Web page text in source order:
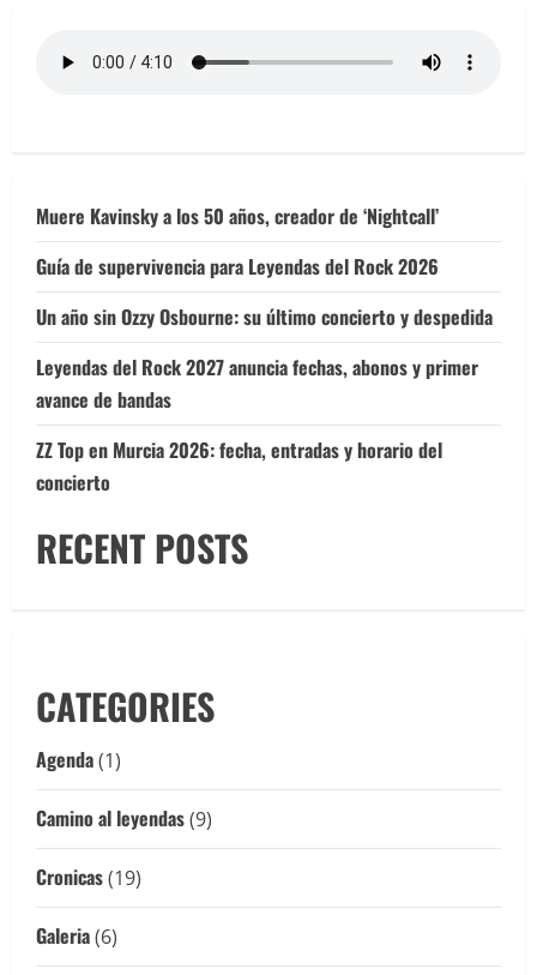
Muere Kavinsky a los 50 años, creador de ‘Nightcall’
Guía de supervivencia para Leyendas del Rock 2026
Un año sin Ozzy Osbourne: su último concierto y despedida
Leyendas del Rock 2027 anuncia fechas, abonos y primer
avance de bandas
ZZ Top en Murcia 2026: fecha, entradas y horario del
concierto
RECENT POSTS
CATEGORIES
Agenda(1)
Camino al leyendas(9)
Cronicas(19)
Galeria(6)